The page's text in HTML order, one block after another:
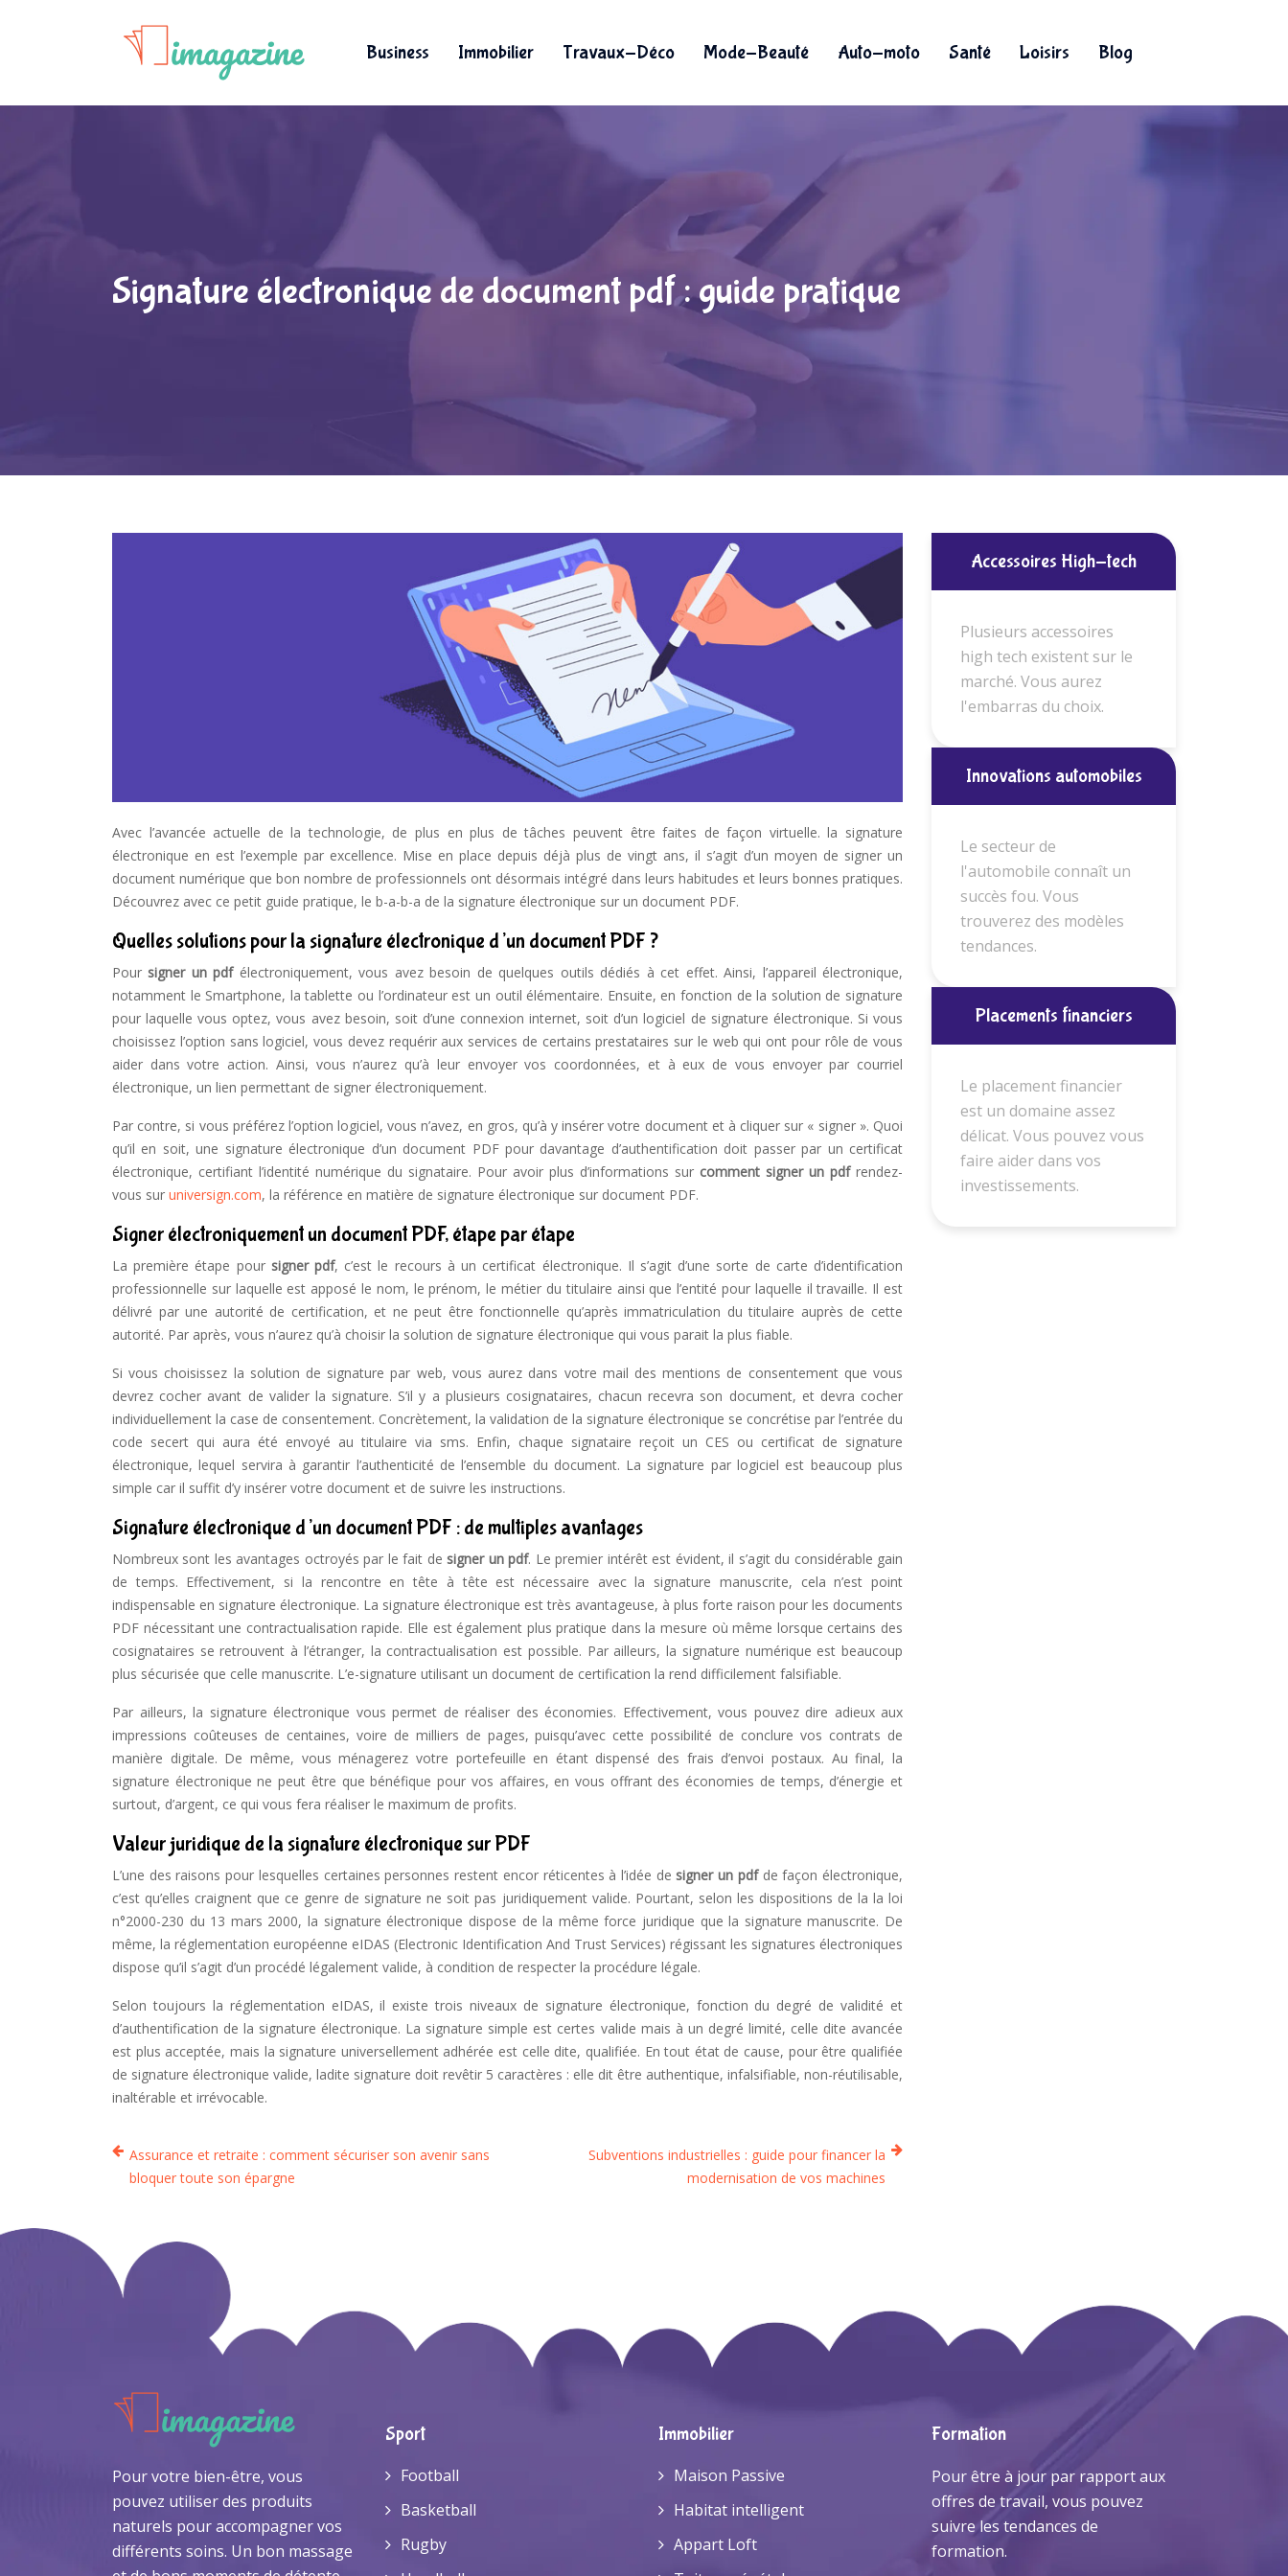
Business Immobilier Travaux-Déco Mode-Beauté Auto-moto Santé Loisirs Blog
Signature électronique de document pdf : guide pratique
Avec l’avancée actuelle de la technologie, de plus en plus de tâches peuvent être faites de façon virtuelle. la signature
électronique en est l’exemple par excellence. Mise en place depuis déjà plus de vingt ans, il s’agit d’un moyen de signer un
document numérique que bon nombre de professionnels ont désormais intégré dans leurs habitudes et leurs bonnes pratiques.
Découvrez avec ce petit guide pratique, le b-a-b-a de la signature électronique sur un document PDF.
Quelles solutions pour la signature électronique d’un document PDF ?
Poursigner un pdf électroniquement, vous avez besoin de quelques outils dédiés à cet effet. Ainsi, l’appareil électronique,
notamment le Smartphone, la tablette ou l’ordinateur est un outil élémentaire. Ensuite, en fonction de la solution de signature
pour laquelle vous optez, vous avez besoin, soit d’une connexion internet, soit d’un logiciel de signature électronique. Si vous
choisissez l’option sans logiciel, vous devez requérir aux services de certains prestataires sur le web qui ont pour rôle de vous
aider dans votre action. Ainsi, vous n’aurez qu’à leur envoyer vos coordonnées, et à eux de vous envoyer par courriel
électronique, un lien permettant de signer électroniquement.
Par contre, si vous préférez l’option logiciel, vous n’avez, en gros, qu’à y insérer votre document et à cliquer sur « signer ». Quoi
qu’il en soit, une signature électronique d’un document PDF pour davantage d’authentification doit passer par un certificat
électronique, certifiant l’identité numérique du signataire. Pour avoir plus d’informations sur comment signer un pdf rendez-
vous sur universign.com, la référence en matière de signature électronique sur document PDF.
Signer électroniquement un document PDF, étape par étape
La première étape pour signer pdf, c’est le recours à un certificat électronique. Il s’agit d’une sorte de carte d’identification
professionnelle sur laquelle est apposé le nom, le prénom, le métier du titulaire ainsi que l’entité pour laquelle il travaille. Il est
délivré par une autorité de certification, et ne peut être fonctionnelle qu’après immatriculation du titulaire auprès de cette
autorité. Par après, vous n’aurez qu’à choisir la solution de signature électronique qui vous parait la plus fiable.
Si vous choisissez la solution de signature par web, vous aurez dans votre mail des mentions de consentement que vous
devrez cocher avant de valider la signature. S’il y a plusieurs cosignataires, chacun recevra son document, et devra cocher
individuellement la case de consentement. Concrètement, la validation de la signature électronique se concrétise par l’entrée du
code secert qui aura été envoyé au titulaire via sms. Enfin, chaque signataire reçoit un CES ou certificat de signature
électronique, lequel servira à garantir l’authenticité de l’ensemble du document. La signature par logiciel est beaucoup plus
simple car il suffit d’y insérer votre document et de suivre les instructions.
Signature électronique d’un document PDF : de multiples avantages
Nombreux sont les avantages octroyés par le fait designer un pdf. Le premier intérêt est évident, il s’agit du considérable gain
de temps. Effectivement, si la rencontre en tête à tête est nécessaire avec la signature manuscrite, cela n’est point
indispensable en signature électronique. La signature électronique est très avantageuse, à plus forte raison pour les documents
PDF nécessitant une contractualisation rapide. Elle est également plus pratique dans la mesure où même lorsque certains des
cosignataires se retrouvent à l’étranger, la contractualisation est possible. Par ailleurs, la signature numérique est beaucoup
plus sécurisée que celle manuscrite. L’e-signature utilisant un document de certification la rend difficilement falsifiable.
Par ailleurs, la signature électronique vous permet de réaliser des économies. Effectivement, vous pouvez dire adieux aux
impressions coûteuses de centaines, voire de milliers de pages, puisqu’avec cette possibilité de conclure vos contrats de
manière digitale. De même, vous ménagerez votre portefeuille en étant dispensé des frais d’envoi postaux. Au final, la
signature électronique ne peut être que bénéfique pour vos affaires, en vous offrant des économies de temps, d’énergie et
surtout, d’argent, ce qui vous fera réaliser le maximum de profits.
Valeur juridique de la signature électronique sur PDF
L’une des raisons pour lesquelles certaines personnes restent encor réticentes à l’idée designer un pdf de façon électronique,
c’est qu’elles craignent que ce genre de signature ne soit pas juridiquement valide. Pourtant, selon les dispositions de la la loi
n°2000-230 du 13 mars 2000, la signature électronique dispose de la même force juridique que la signature manuscrite. De
même, la réglementation européenne eIDAS (Electronic Identification And Trust Services) régissant les signatures électroniques
dispose qu’il s’agit d’un procédé légalement valide, à condition de respecter la procédure légale.
Selon toujours la réglementation eIDAS, il existe trois niveaux de signature électronique, fonction du degré de validité et
d’authentification de la signature électronique. La signature simple est certes valide mais à un degré limité, celle dite avancée
est plus acceptée, mais la signature universellement adhérée est celle dite, qualifiée. En tout état de cause, pour être qualifiée
de signature électronique valide, ladite signature doit revêtir 5 caractères : elle dit être authentique, infalsifiable, non-réutilisable,
inaltérable et irrévocable.
Assurance et retraite : comment sécuriser son avenir sans
bloquer toute son épargne
Subventions industrielles : guide pour financer la
modernisation de vos machines
Accessoires High-tech
Plusieurs accessoires
high tech existent sur le
marché. Vous aurez
l'embarras du choix.
Innovations automobiles
Le secteur de
l'automobile connaît un
succès fou. Vous
trouverez des modèles
tendances.
Placements financiers
Le placement financier
est un domaine assez
délicat. Vous pouvez vous
faire aider dans vos
investissements.
Pour votre bien-être, vous
pouvez utiliser des produits
naturels pour accompagner vos
différents soins. Un bon massage
Sport
Football
Basketball
Rugby
Immobilier
Maison Passive
Habitat intelligent
Appart Loft
Formation
Pour être à jour par rapport aux
offres de travail, vous pouvez
suivre les tendances de
formation.